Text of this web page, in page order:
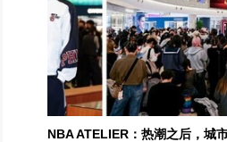
NBA ATELIER：热潮之后，城